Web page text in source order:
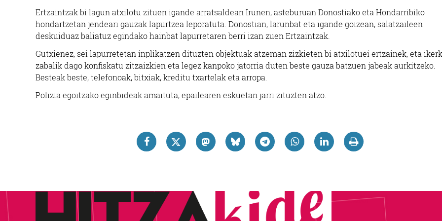
Ertzaintzak bi lagun atxilotu zituen igande arratsaldean Irunen, asteburuan Donostiako eta Hondarribiko
hondartzetan jendeari gauzak lapurtzea leporatuta. Donostian, larunbat eta igande goizean, salatzaileen
deskuiduaz baliatuz egindako hainbat lapurretaren berri izan zuen Ertzaintzak.
Gutxienez, sei lapurretetan inplikatzen dituzten objektuak atzeman zizkieten bi atxilotuei ertzainek, eta
zabalik dago konfiskatu zitzaizkien eta legez kanpoko jatorria duten beste gauza batzuen jabeak aurkitzeko.
Besteak beste, telefonoak, bitxiak, kreditu txartelak eta arropa.
Polizia egoitzako eginbideak amaituta, epailearen eskuetan jarri zituzten atzo.